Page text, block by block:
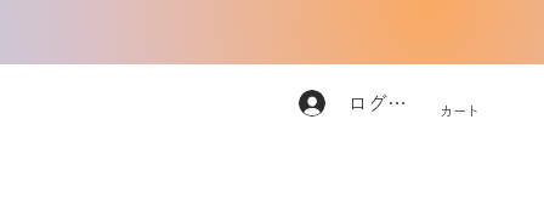
ログイン カート